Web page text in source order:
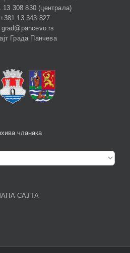
13 308 830 (централа)
+381 13 343 827
grad@pancevo.rs
Града Панчева
чланака
САЈТА